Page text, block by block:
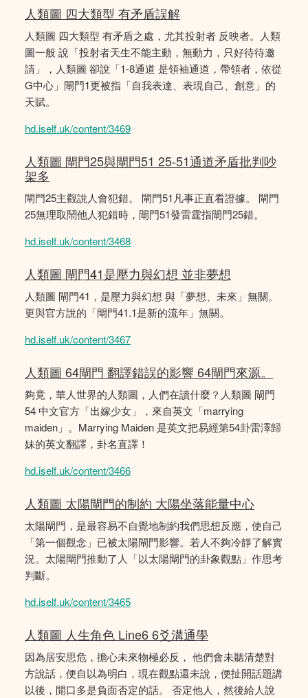
人類圖 四大類型 有矛盾誤解
人類圖 四大類型 有矛盾之處，尤其投射者 反映者。人類
圖一般 說「投射者天生不能主動，無動力，只好待待邀
請」，人類圖 卻說「1-8通道 是領袖通道，帶領者，依從
G中心」閘門1更被指「自我表達、表現自己、創意」的
天賦。
hd.iself.uk/content/3469
人類圖 閘門25與閘門51 25-51通道矛盾批判吵
架多
閘門25主觀說人會犯錯。 閘門51凡事正直看證據。 閘門
25無理取鬧他人犯錯時，閘門51發雷霆指閘門25錯。
hd.iself.uk/content/3468
人類圖 閘門41是壓力與幻想 並非夢想
人類圖 閘門41，是壓力與幻想 與「夢想、未來」無關。
更與官方說的「閘門41.1是新的流年」無關。
hd.iself.uk/content/3467
人類圖 64閘門 翻譯錯誤的影響 64閘門來源。
夠竟，華人世界的人類圖，人們在讀什麼？人類圖 閘門
54 中文官方「出嫁少女」，來自英文「marrying
maiden」。Marrying Maiden 是英文把易經第54卦雷澤歸
妹的英文翻譯，卦名直譯！
hd.iself.uk/content/3466
人類圖 太陽閘門的制約 大陽坐落能量中心
太陽閘門，是最容易不自覺地制約我們思想反應，使自己
「第一個觀念」已被太陽閘門影響。若人不夠冷靜了解實
況。太陽閘門推動了人「以太陽閘門的卦象觀點」作思考
判斷。
hd.iself.uk/content/3465
人類圖 人生角色 Line6 6爻溝通學
因為居安思危，擔心未來物極必反， 他們會未聽清楚對
方說話，便自以為明白，現在觀點還未說，便扯開話題講
以後，開口多是負面否定的話。 否定他人，然後給人說